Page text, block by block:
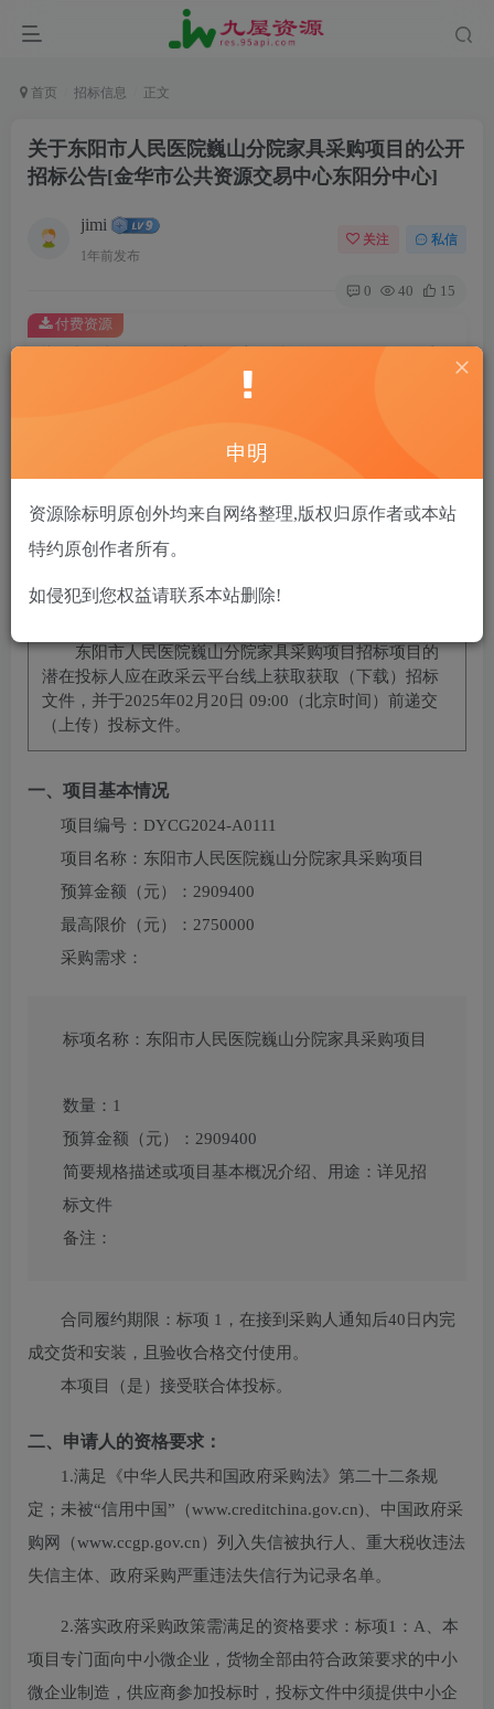
首页 招标信息 正文
关于东阳市人民医院巍山分院家具采购项目的公开
招标公告[金华市公共资源交易中心东阳分中心]
jimi
1年前发布
关注 私信
0 40 15
此内容为付费资源，请付费后查看
立即购买
您当前未登录！建议登陆后购买，可保存购买订单
付费资源
东阳市人民医院巍山分院家具采购项目招标项目的
潜在投标人应在政采云平台线上获取获取（下载）招标
文件，并于2025年02月20日 09:00 （北京时间）前递交
（上传）投标文件。
一、项目基本情况
项目编号： DYCG2024-A0111
项目名称： 东阳市人民医院巍山分院家具采购项目
预算金额（元）： 2909400
最高限价（元）： 2750000
采购需求：
标项名称： 东阳市人民医院巍山分院家具采购项目
数量： 1
预算金额（元）： 2909400
简要规格描述或项目基本概况介绍、用途： 详见招
标文件
备注：
合同履约期限： 标项 1，在接到采购人通知后40日内完
成交货和安装，且验收合格交付使用。
本项目（是）接受联合体投标。
二、申请人的资格要求：
1.满足《中华人民共和国政府采购法》第二十二条规
定；未被“信用中国”（www.creditchina.gov.cn)、中国政府采
购网（www.ccgp.gov.cn）列入失信被执行人、重大税收违法
失信主体、政府采购严重违法失信行为记录名单。
2.落实政府采购政策需满足的资格要求： 标项1：A、本
项目专门面向中小微企业，货物全部由符合政策要求的中小
微企业制造，供应商参加投标时，投标文件中须提供中小企
申明
资源除标明原创外均来自网络整理,版权归原作者或本站
特约原创作者所有。
如侵犯到您权益请联系本站删除!